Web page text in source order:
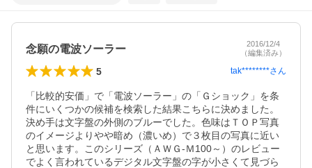
念願の電波ソーラー
2016/12/4
（編集済み）
5 tak********さん
「比較的安価」で「電波ソーラー」の「Ｇショック」を条
件にいくつかの候補を検索した結果こちらに決めました。
決め手は文字盤の外側のブルーでした。色味はＴＯＰ写真
のイメージよりやや暗め（濃いめ）で３枚目の写真に近い
と思います。このシリーズ（ＡＷＧ-Ｍ100～）のレビュー
でよく言われているデジタル文字盤の字が小さくて見づら